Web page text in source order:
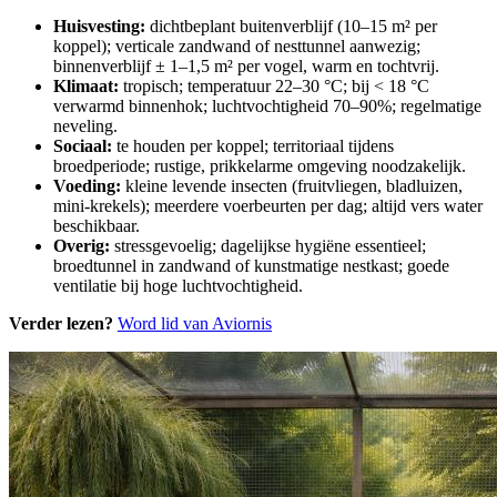
Huisvesting: dichtbeplant buitenverblijf (10–15 m² per
koppel); verticale zandwand of nesttunnel aanwezig;
binnenverblijf ± 1–1,5 m² per vogel, warm en tochtvrij.
Klimaat: tropisch; temperatuur 22–30 °C; bij < 18 °C
verwarmd binnenhok; luchtvochtigheid 70–90%; regelmatige
neveling.
Sociaal: te houden per koppel; territoriaal tijdens
broedperiode; rustige, prikkelarme omgeving noodzakelijk.
Voeding: kleine levende insecten (fruitvliegen, bladluizen,
mini-krekels); meerdere voerbeurten per dag; altijd vers water
beschikbaar.
Overig: stressgevoelig; dagelijkse hygiëne essentieel;
broedtunnel in zandwand of kunstmatige nestkast; goede
ventilatie bij hoge luchtvochtigheid.
Verder lezen? Word lid van Aviornis